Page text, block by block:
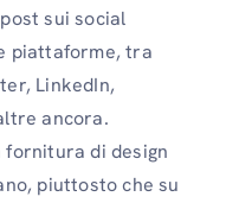
sui social
piattaforme, tra
LinkedIn,
ancora.
fornitura di design
piuttosto che su